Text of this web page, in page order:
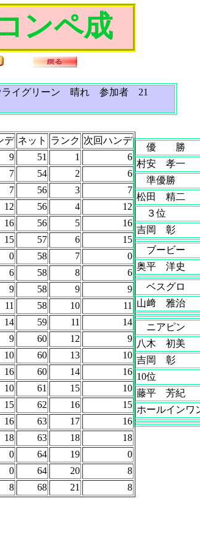
ライグリーン 晴れ 参加者 21
デ ネット ランク 次回ハンデ
9 51 1
6
7 54 2
6
7 56 3
7
12 56 4
12
16 56 5
16
15 57 6
15
0 58 7
0
6 58 8
6
9 58 9
9
11 58 10
11
14 59 11
14
9 60 12
9
10 60 13
10
16 60 14
16
10 61 15
10
15 62 16
15
16 63 17
16
18 63 18
18
0 64 19
0
0 64 20
8
8 68 21 8
ンペ成
優 勝
村安 孝一
準優勝
松田 精二
３位
吉岡 彰
ブービー
奥平 洋史
ベスグロ
山﨑 雅治
ニアピン
八木 初美
吉岡 彰
10位
藤平 芳紀
ホールインワ